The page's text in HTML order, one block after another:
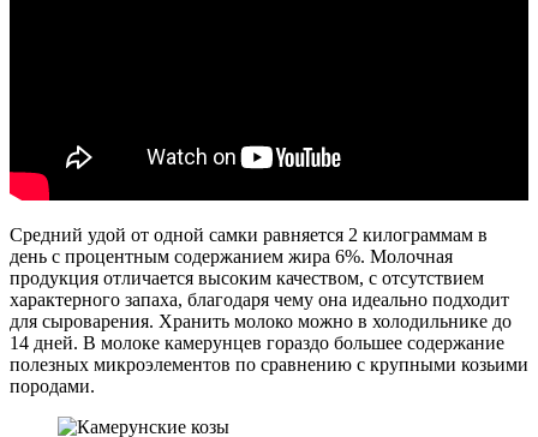
Средний удой от одной самки равняется 2 килограммам в
день с процентным содержанием жира 6%. Молочная
продукция отличается высоким качеством, с отсутствием
характерного запаха, благодаря чему она идеально подходит
для сыроварения. Хранить молоко можно в холодильнике до
14 дней. В молоке камерунцев гораздо большее содержание
полезных микроэлементов по сравнению с крупными козьими
породами.